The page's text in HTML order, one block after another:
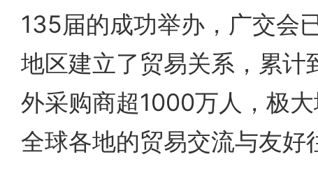
135届的成功举办，广交会
地区建立了贸易关系，累计
外采购商超1000万人，极
全球各地的贸易交流与友好